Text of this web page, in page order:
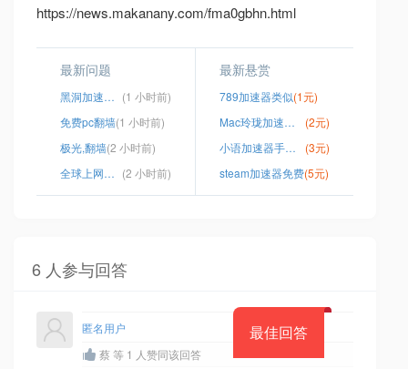
https://news.makanany.com/fma0gbhn.html
最新问题
黑洞加速器下载破解版博客 (1 小时前)
免费pc翻墙(1 小时前)
极光,翻墙(2 小时前)
全球上网加速器 (2 小时前)
最新悬赏
789加速器类似(1元)
Mac玲珑加速器破解版
(2元)
小语加速器手机官网
(3元)
steam加速器免费(5元)
6 人参与回答
最佳回答
匿名用户
蔡 等 1 人赞同该回答